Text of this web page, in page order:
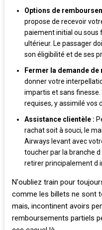
Options de
propose de recevoir
paiement initial ou sous
ultérieur. Le passager
son éligibilité et de ses
Fermer la demande
donner votre
impartis et sans
requises, y assimilé vos
Assistance clientèle :
rachat soit à souci, le
Airways levant avec
toucher par la branche
retirer principalement d
N'oubliez train pour
comme les billets ne sont
mais, incontinent avoirs
remboursements partiels